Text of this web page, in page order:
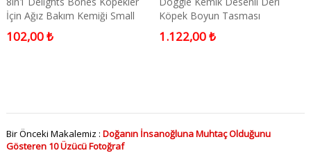
İçin Ağız Bakım Kemiği Small
102,00 ₺
Köpek Boyun Tasması
Kahverengi Medium
1.122,00 ₺
Bir Önceki Makalemiz : Doğanın İnsanoğluna Muhtaç Olduğunu
Gösteren 10 Üzücü Fotoğraf